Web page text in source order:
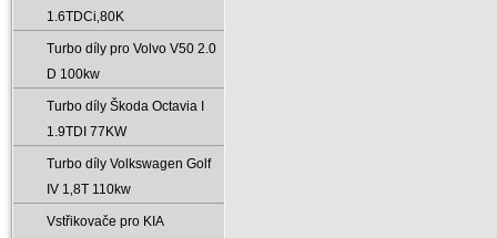
1.6TDCi‚80K
Turbo díly pro Volvo V50 2.0
D 100kw
Turbo díly Škoda Octavia I
1.9TDI 77KW
Turbo díly Volkswagen Golf
IV 1‚8T 110kw
Vstřikovače pro KIA